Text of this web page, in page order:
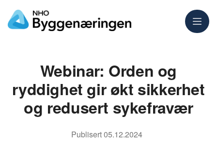
Meny
Webinar: Orden og
ryddighet gir økt sikkerhet
og redusert sykefravær
Publisert05.12.2024